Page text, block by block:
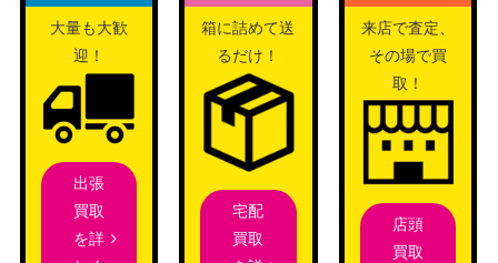
大量も大歓
迎！
出張
買取
を詳
箱に詰めて送
るだけ！
宅配
買取
来店で査定、
その場で買
取！
店頭
買取